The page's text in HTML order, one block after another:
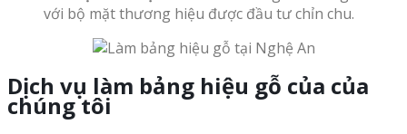
với bộ mặt thương hiệu được đầu tư chỉn chu.
Dịch vụ làm bảng hiệu gỗ của của
chúng tôi